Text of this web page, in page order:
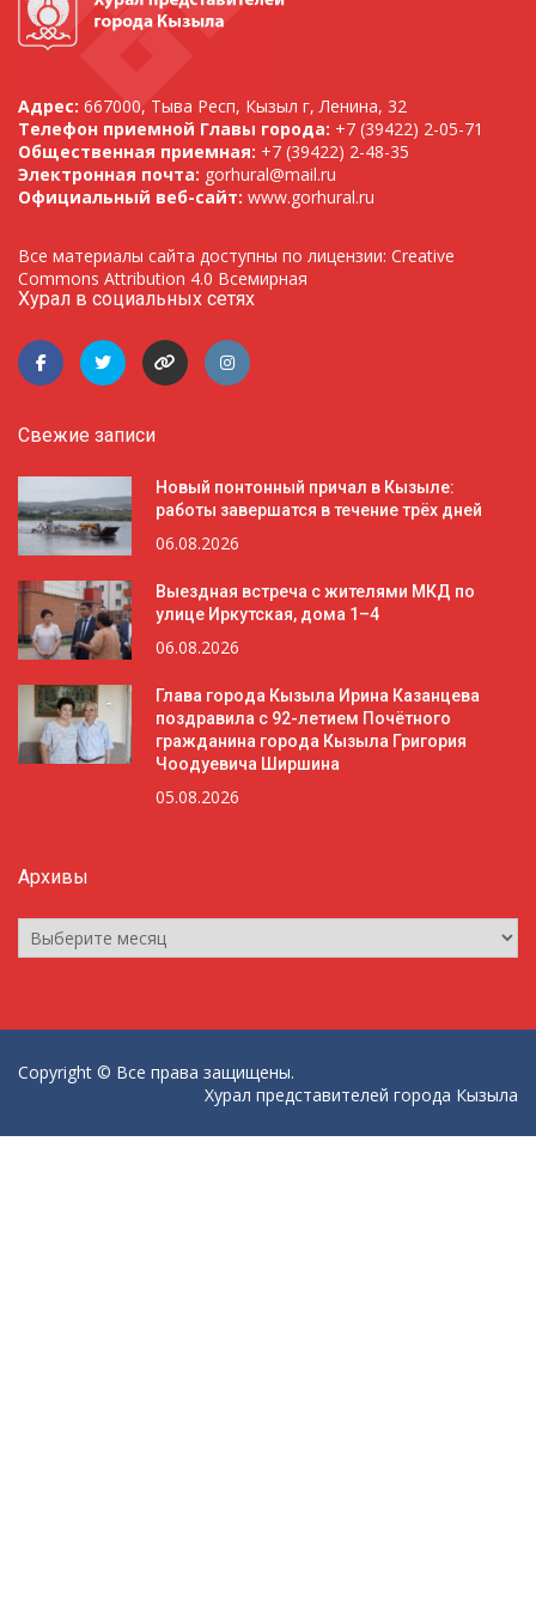
Адрес: 667000, Тыва Респ, Кызыл г, Ленина, 32
Телефон приемной Главы города: +7 (39422) 2-05-71
Общественная приемная: +7 (39422) 2-48-35
Электронная почта: gorhural@mail.ru
Официальный веб-сайт: www.gorhural.ru
Все материалы сайта доступны по лицензии: Creative
Commons Attribution 4.0 Всемирная
Хурал в социальных сетях
Свежие записи
Новый понтонный причал в Кызыле:
работы завершатся в течение трёх дней
06.08.2026
Выездная встреча с жителями МКД по
улице Иркутская, дома 1–4
06.08.2026
Глава города Кызыла Ирина Казанцева
поздравила с 92-летием Почётного
гражданина города Кызыла Григория
Чоодуевича Ширшина
05.08.2026
Архивы
Архивы
Copyright © Все права защищены.
Хурал представителей города Кызыла